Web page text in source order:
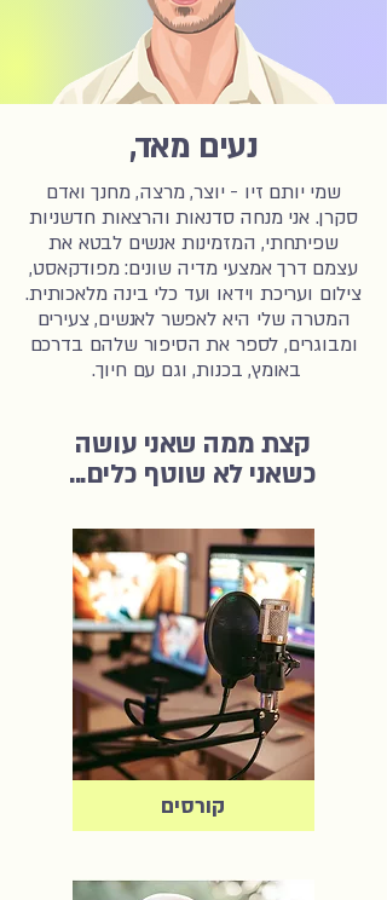
נעים מאד,
שמי יותם זיו - יוצר, מרצה, מחנך ואדם
סקרן. אני מנחה סדנאות והרצאות חדשניות
שפיתחתי, המזמינות אנשים לבטא את
עצמם דרך אמצעי מדיה שונים: מפודקאסט,
צילום ועריכת וידאו ועד כלי בינה מלאכותית.
המטרה שלי היא לאפשר לאנשים, צעירים
ומבוגרים, לספר את הסיפור שלהם בדרכם
באומץ, בכנות, וגם עם חיוך.
קצת ממה שאני עושה
כשאני לא שוטף כלים...
קורסים